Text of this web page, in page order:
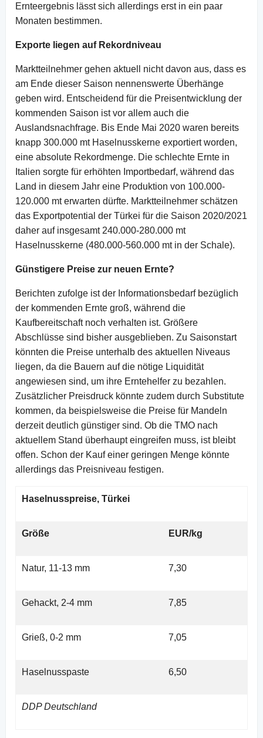
Ernteergebnis lässt sich allerdings erst in ein paar
Monaten bestimmen.
Exporte liegen auf Rekordniveau
Marktteilnehmer gehen aktuell nicht davon aus, dass es
am Ende dieser Saison nennenswerte Überhänge
geben wird. Entscheidend für die Preisentwicklung der
kommenden Saison ist vor allem auch die
Auslandsnachfrage. Bis Ende Mai 2020 waren bereits
knapp 300.000 mt Haselnusskerne exportiert worden,
eine absolute Rekordmenge. Die schlechte Ernte in
Italien sorgte für erhöhten Importbedarf, während das
Land in diesem Jahr eine Produktion von 100.000-
120.000 mt erwarten dürfte. Marktteilnehmer schätzen
das Exportpotential der Türkei für die Saison 2020/2021
daher auf insgesamt 240.000-280.000 mt
Haselnusskerne (480.000-560.000 mt in der Schale).
Günstigere Preise zur neuen Ernte?
Berichten zufolge ist der Informationsbedarf bezüglich
der kommenden Ernte groß, während die
Kaufbereitschaft noch verhalten ist. Größere
Abschlüsse sind bisher ausgeblieben. Zu Saisonstart
könnten die Preise unterhalb des aktuellen Niveaus
liegen, da die Bauern auf die nötige Liquidität
angewiesen sind, um ihre Erntehelfer zu bezahlen.
Zusätzlicher Preisdruck könnte zudem durch Substitute
kommen, da beispielsweise die Preise für Mandeln
derzeit deutlich günstiger sind. Ob die TMO nach
aktuellem Stand überhaupt eingreifen muss, ist bleibt
offen. Schon der Kauf einer geringen Menge könnte
allerdings das Preisniveau festigen.
Haselnusspreise, Türkei
Größe EUR/kg
Natur, 11-13 mm 7,30
Gehackt, 2-4 mm 7,85
Grieß, 0-2 mm 7,05
Haselnusspaste 6,50
DDP Deutschland